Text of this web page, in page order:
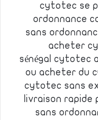
cytotec se
ordonnance
sans
acheter
sénégal cytotec
ou acheter du
cytotec sans
livraison
sans